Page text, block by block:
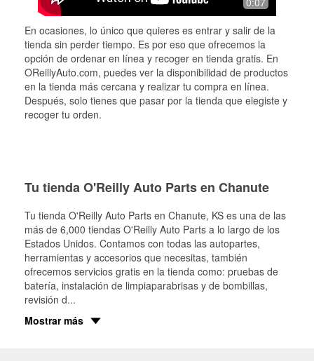
En ocasiones, lo único que quieres es entrar y salir de la
tienda sin perder tiempo. Es por eso que ofrecemos la
opción de ordenar en línea y recoger en tienda gratis. En
OReillyAuto.com, puedes ver la disponibilidad de productos
en la tienda más cercana y realizar tu compra en línea.
Después, solo tienes que pasar por la tienda que elegiste y
recoger tu orden.
Tu tienda O'Reilly Auto Parts en Chanute
Tu tienda O'Reilly Auto Parts en Chanute, KS es una de las
más de 6,000 tiendas O'Reilly Auto Parts a lo largo de los
Estados Unidos. Contamos con todas las autopartes,
herramientas y accesorios que necesitas, también
ofrecemos servicios gratis en la tienda como: pruebas de
batería, instalación de limpiaparabrisas y de bombillas,
revisión d...
Mostrar más